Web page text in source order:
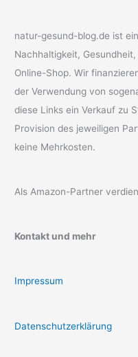
natur-gesund-blog.de ist
Nachhaltigkeit,
Online-Shop. Wir
der Verwendung von
diese Links ein Verkauf zu
Provision des jeweiligen
keine Mehrkosten.
Als Amazon-Partner
Kontakt und mehr
Impressum
Datenschutzerklärung